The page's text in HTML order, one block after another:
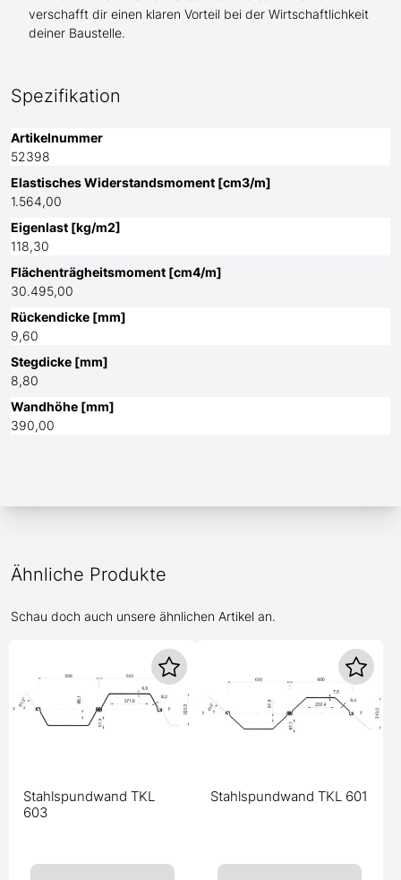
verschafft dir einen klaren Vorteil bei der Wirtschaftlichkeit
deiner Baustelle.
Spezifikation
Artikelnummer
52398
Elastisches Widerstandsmoment [cm3/m]
1.564,00
Eigenlast [kg/m2]
118,30
Flächenträgheitsmoment [cm4/m]
30.495,00
Rückendicke [mm]
9,60
Stegdicke [mm]
8,80
Wandhöhe [mm]
390,00
Ähnliche Produkte
Schau doch auch unsere ähnlichen Artikel an.
Stahlspundwand TKL
603
Stahlspundwand TKL 601